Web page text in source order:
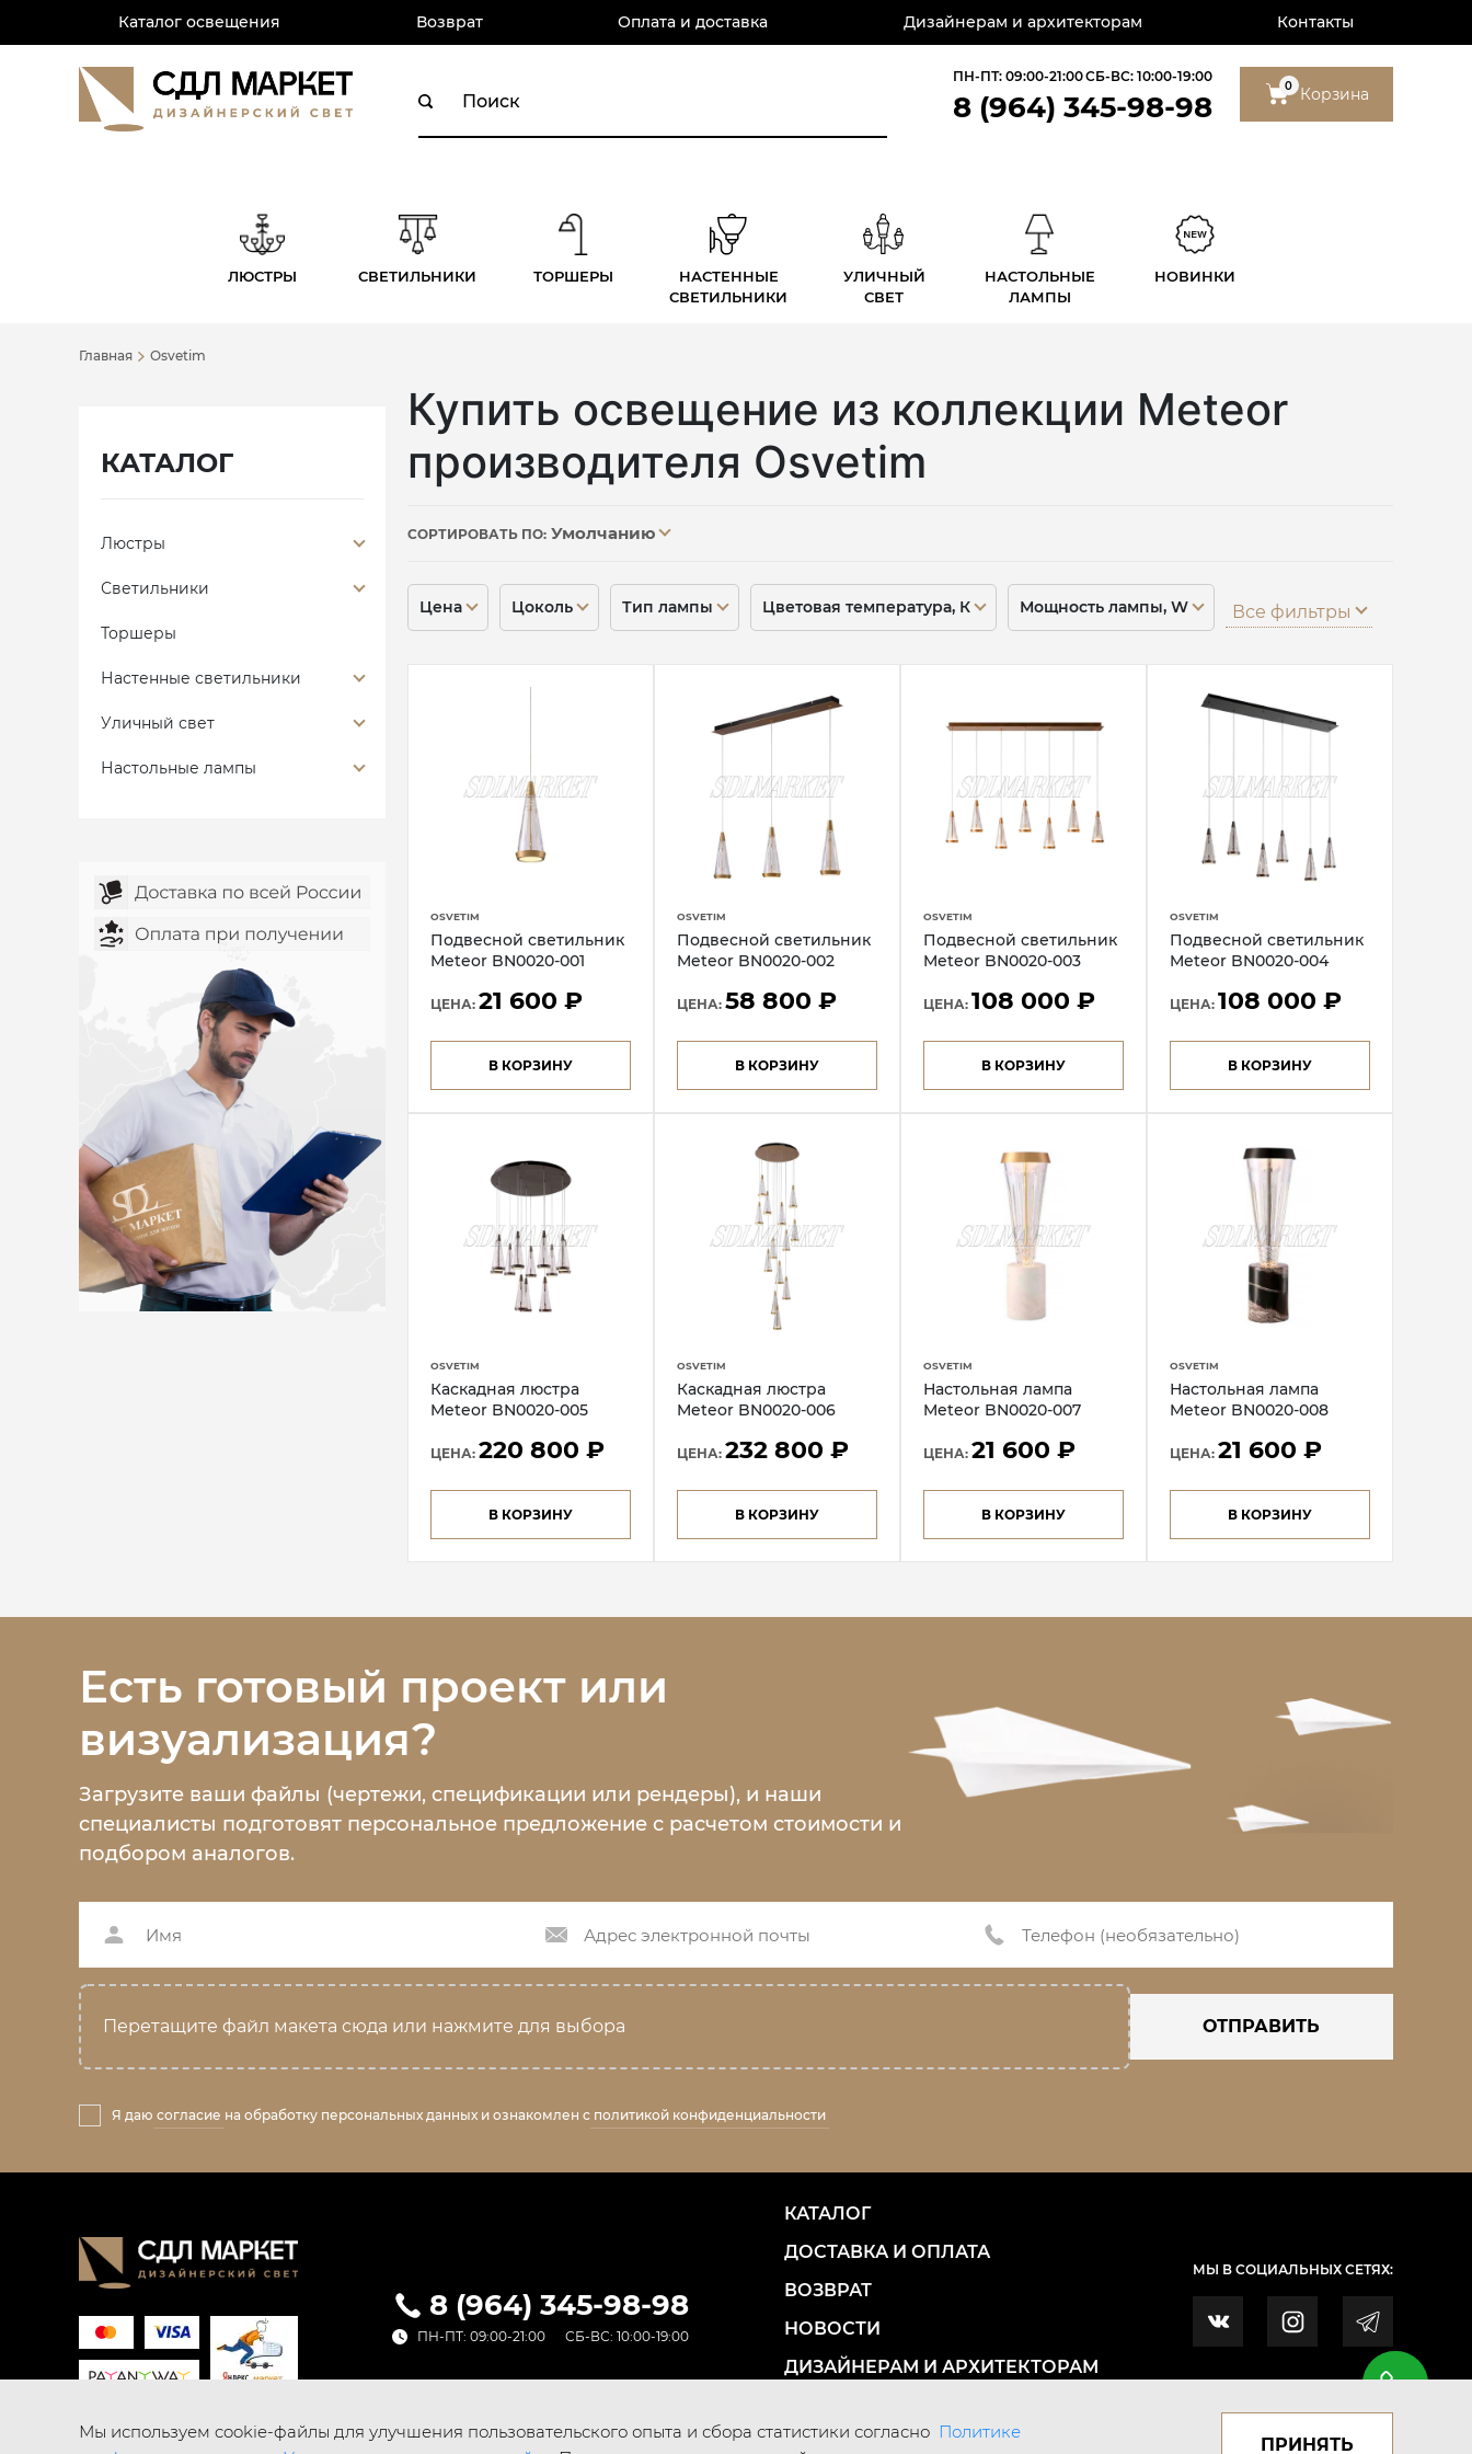
Каталог освещения Возврат Оплата и доставка Дизайнерам и архитекторам Контакты
ПН-ПТ: 09:00-21:00СБ-ВС: 10:00-19:00
8 (964) 345-98-98
0 Корзина
ЛЮСТРЫ СВЕТИЛЬНИКИ ТОРШЕРЫ
НАСТЕННЫЕ
СВЕТИЛЬНИКИ
УЛИЧНЫЙ
СВЕТ
НАСТОЛЬНЫЕ
ЛАМПЫ
НОВИНКИ
Главная Osvetim
КАТАЛОГ
Люстры
Светильники
Торшеры
Настенные светильники
Уличный свет
Настольные лампы
Купить освещение из коллекции Meteor
производителя Osvetim
СОРТИРОВАТЬ ПО: Умолчанию
Цена Цоколь Тип лампы Цветовая температура, К Мощность лампы, W Все фильтры
OSVETIM
Подвесной светильник
Meteor BN0020-001
ЦЕНА: 21 600 ₽
В КОРЗИНУ
OSVETIM
Подвесной светильник
Meteor BN0020-002
ЦЕНА: 58 800 ₽
В КОРЗИНУ
OSVETIM
Подвесной светильник
Meteor BN0020-003
ЦЕНА: 108 000 ₽
В КОРЗИНУ
OSVETIM
Подвесной светильник
Meteor BN0020-004
ЦЕНА: 108 000 ₽
В КОРЗИНУ
OSVETIM
Каскадная люстра
Meteor BN0020-005
ЦЕНА: 220 800 ₽
В КОРЗИНУ
OSVETIM
Каскадная люстра
Meteor BN0020-006
ЦЕНА: 232 800 ₽
В КОРЗИНУ
OSVETIM
Настольная лампа
Meteor BN0020-007
ЦЕНА: 21 600 ₽
В КОРЗИНУ
OSVETIM
Настольная лампа
Meteor BN0020-008
ЦЕНА: 21 600 ₽
В КОРЗИНУ
Есть готовый проект или
визуализация?
Загрузите ваши файлы (чертежи, спецификации или рендеры), и наши
специалисты подготовят персональное предложение с расчетом стоимости и
подбором аналогов.
Перетащите файл макета сюда или нажмите для выбора ОТПРАВИТЬ
Я даю согласие на обработку персональных данных и ознакомлен с политикой конфиденциальности
8 (964) 345-98-98
ПН-ПТ: 09:00-21:00 СБ-ВС: 10:00-19:00
КАТАЛОГ
ДОСТАВКА И ОПЛАТА
ВОЗВРАТ
НОВОСТИ
ДИЗАЙНЕРАМ И АРХИТЕКТОРАМ
МЫ В СОЦИАЛЬНЫХ СЕТЯХ:
Мы используем cookie-файлы для улучшения пользовательского опыта и сбора статистики согласно Политике
ПРИНЯТЬ